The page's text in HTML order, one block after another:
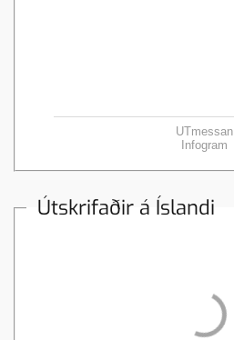
UTmessan
Infogram
Útskrifaðir á Íslandi